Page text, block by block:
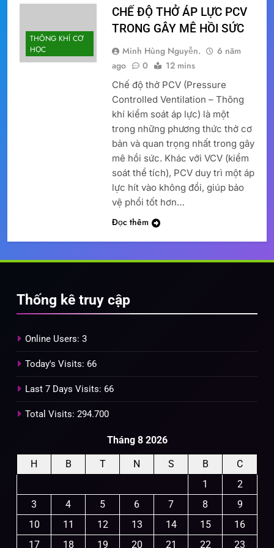
THÔNG KHÍ CƠ
HỌC
CHẾ ĐỘ THỞ ÁP LỰC PCV
TRONG GÂY MÊ HỒI SỨC
Minh Hùng Nguyễn.
6 năm
ago
0 12 mins
Chế độ thở PCV (Pressure
Controlled Ventilation – Thông
khí kiểm soát áp lực) là một
trong những phương thức thở cơ
bản và quan trọng nhất trong gây
mê hồi sức. Khác với VCV (kiểm
soát thể tích), PCV duy trì một áp
lực hít vào không đổi, giúp bảo
vệ phổi tốt hơn…
Đọc thêm
Thống kê truy cập
Online Users: 3
Today's Visits: 66
Last 7 Days Visits: 66
Total Visits: 294.700
Tháng 8 2026
H B T N S B
C
1
2
3
4 5 6 7 8
9
10
11 12 13 14 15
16
17
18 19 20 21 22 23